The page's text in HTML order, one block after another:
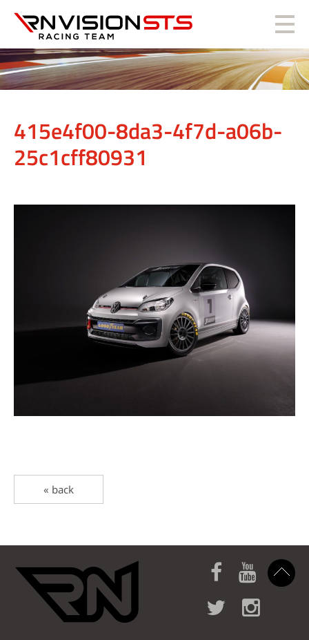
RN Vision STS
415e4f00-8da3-4f7d-a06b-
25c1cff80931
« back